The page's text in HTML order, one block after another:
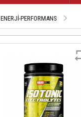
ENERJİ-PERFORMANS